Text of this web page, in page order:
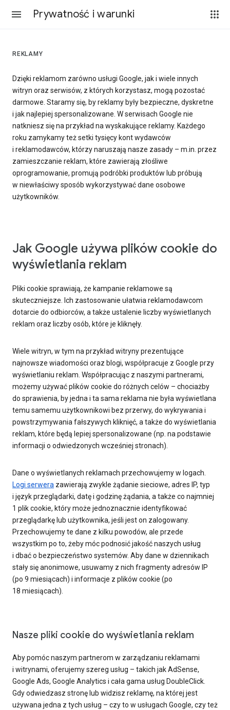
Prywatność i warunki
REKLAMY
Dzięki reklamom zarówno usługi Google, jak i wiele innych
witryn oraz serwisów, z których korzystasz, mogą pozostać
darmowe. Staramy się, by reklamy były bezpieczne, dyskretne
i jak najlepiej spersonalizowane. W serwisach Google nie
natkniesz się na przykład na wyskakujące reklamy. Każdego
roku zamykamy też setki tysięcy kont wydawców
i reklamodawców, którzy naruszają nasze zasady – m.in. przez
zamieszczanie reklam, które zawierają złośliwe
oprogramowanie, promują podróbki produktów lub próbują
w niewłaściwy sposób wykorzystywać dane osobowe
użytkowników.
Jak Google używa plików cookie do
wyświetlania reklam
Pliki cookie sprawiają, że kampanie reklamowe są
skuteczniejsze. Ich zastosowanie ułatwia reklamodawcom
dotarcie do odbiorców, a także ustalenie liczby wyświetlanych
reklam oraz liczby osób, które je kliknęły.
Wiele witryn, w tym na przykład witryny prezentujące
najnowsze wiadomości oraz blogi, współpracuje z Google przy
wyświetlaniu reklam. Współpracując z naszymi partnerami,
możemy używać plików cookie do różnych celów – chociażby
do sprawienia, by jedna i ta sama reklama nie była wyświetlana
temu samemu użytkownikowi bez przerwy, do wykrywania i
powstrzymywania fałszywych kliknięć, a także do wyświetlania
reklam, które będą lepiej spersonalizowane (np. na podstawie
informacji o odwiedzonych wcześniej stronach).
Dane o wyświetlanych reklamach przechowujemy w logach.
Logi serwera zawierają zwykle żądanie sieciowe, adres IP, typ
i język przeglądarki, datę i godzinę żądania, a także co najmniej
1 plik cookie, który może jednoznacznie identyfikować
przeglądarkę lub użytkownika, jeśli jest on zalogowany.
Przechowujemy te dane z kilku powodów, ale przede
wszystkim po to, żeby móc podnosić jakość naszych usług
i dbać o bezpieczeństwo systemów. Aby dane w dziennikach
stały się anonimowe, usuwamy z nich fragmenty adresów IP
(po 9 miesiącach) i informacje z plików cookie (po
18 miesiącach).
Nasze pliki cookie do wyświetlania reklam
Aby pomóc naszym partnerom w zarządzaniu reklamami
i witrynami, oferujemy szereg usług – takich jak AdSense,
Google Ads, Google Analytics i cała gama usług DoubleClick.
Gdy odwiedzasz stronę lub widzisz reklamę, na której jest
używana jedna z tych usług – czy to w usługach Google, czy też